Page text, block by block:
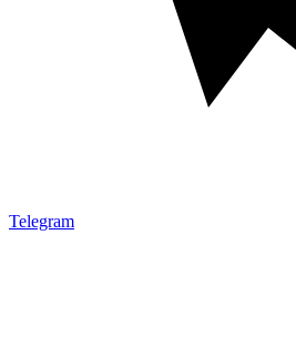
Telegram